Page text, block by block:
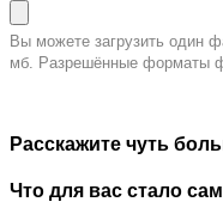
Вы можете загрузить один
мб. Разрешённые форматы
Расскажите чуть
Что для вас стало